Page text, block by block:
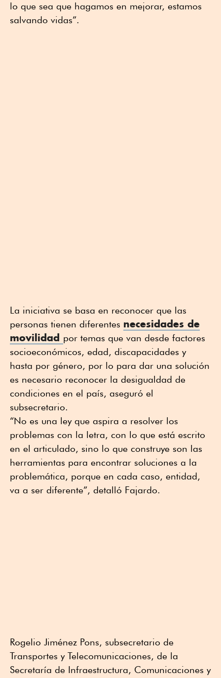
lo que sea que hagamos en mejorar, estamos
salvando vidas”.
La iniciativa se basa en reconocer que las
personas tienen diferentes necesidades de
movilidad por temas que van desde factores
socioeconómicos, edad, discapacidades y
hasta por género, por lo para dar una solución
es necesario reconocer la desigualdad de
condiciones en el país, aseguró el
subsecretario.
“No es una ley que aspira a resolver los
problemas con la letra, con lo que está escrito
en el articulado, sino lo que construye son las
herramientas para encontrar soluciones a la
problemática, porque en cada caso, entidad,
va a ser diferente”, detalló Fajardo.
Rogelio Jiménez Pons, subsecretario de
Transportes y Telecomunicaciones, de la
Secretaría de Infraestructura, Comunicaciones y